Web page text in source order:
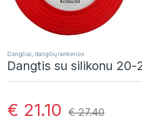
Dangčiai, dangčių rankenos
Dangtis su silikonu 20-
€ 21.10 €27.40